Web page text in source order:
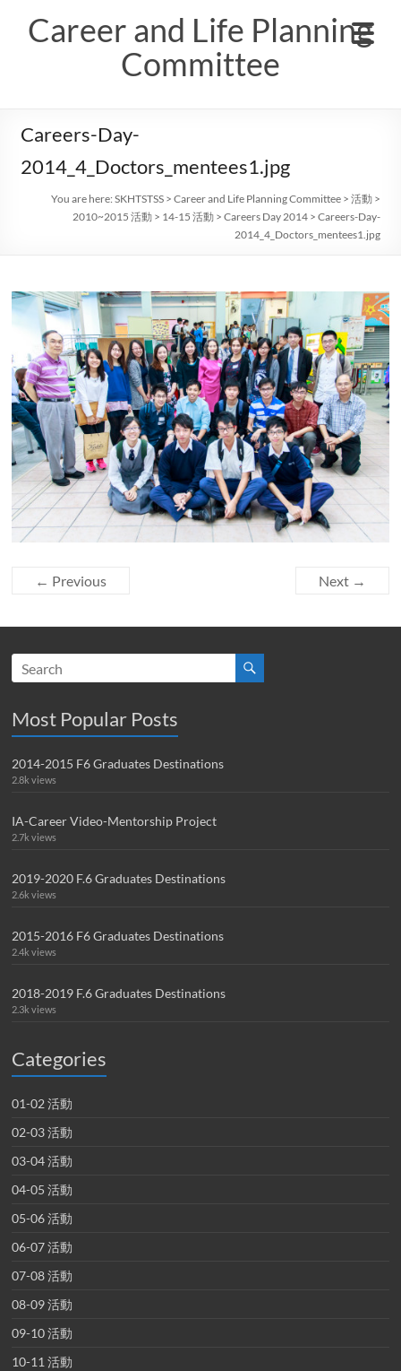
contentCareer and Life Planning
Committee
Careers-Day-
2014_4_Doctors_mentees1.jpg
You are here:SKHTSTSS >Career and Life Planning Committee >活動 >
2010~2015 活動 > 14-15 活動 >Careers Day 2014 >Careers-Day-
2014_4_Doctors_mentees1.jpg
← Previous Next →
Most Popular Posts
2014-2015 F6 Graduates Destinations
2.8k views
IA-Career Video-Mentorship Project
2.7k views
2019-2020 F.6 Graduates Destinations
2.6k views
2015-2016 F6 Graduates Destinations
2.4k views
2018-2019 F.6 Graduates Destinations
2.3k views
Categories
01-02 活動
02-03 活動
03-04 活動
04-05 活動
05-06 活動
06-07 活動
07-08 活動
08-09 活動
09-10 活動
10-11 活動